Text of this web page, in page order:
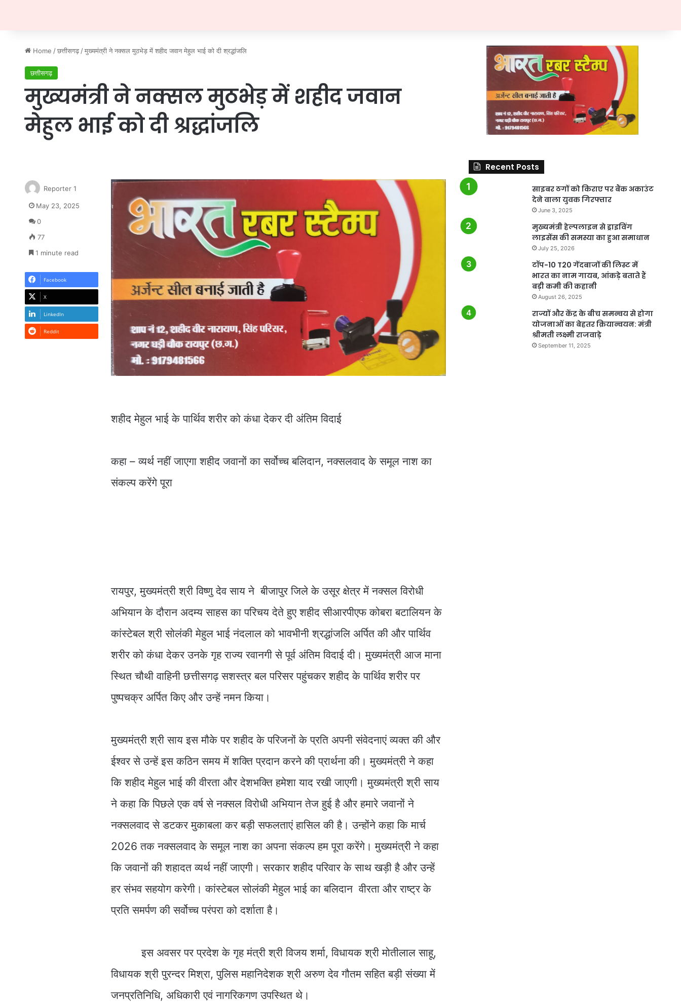
Home / छत्तीसगढ़ / मुख्यमंत्री ने नक्सल मुठभेड़ में शहीद जवान मेहुल भाई को दी श्रद्धांजलि
छत्तीसगढ़
मुख्यमंत्री ने नक्सल मुठभेड़ में शहीद जवान
मेहुल भाई को दी श्रद्धांजलि
शहीद मेहुल भाई के पार्थिव शरीर को कंधा देकर दी अंतिम विदाई
कहा – व्यर्थ नहीं जाएगा शहीद जवानों का सर्वोच्च बलिदान, नक्सलवाद के समूल नाश का
संकल्प करेंगे पूरा
रायपुर, मुख्यमंत्री श्री विष्णु देव साय ने बीजापुर जिले के उसूर क्षेत्र में नक्सल विरोधी
अभियान के दौरान अदम्य साहस का परिचय देते हुए शहीद सीआरपीएफ कोबरा बटालियन के
कांस्टेबल श्री सोलंकी मेहुल भाई नंदलाल को भावभीनी श्रद्धांजलि अर्पित की और पार्थिव
शरीर को कंधा देकर उनके गृह राज्य रवानगी से पूर्व अंतिम विदाई दी। मुख्यमंत्री आज माना
स्थित चौथी वाहिनी छत्तीसगढ़ सशस्त्र बल परिसर पहुंचकर शहीद के पार्थिव शरीर पर
पुष्पचक्र अर्पित किए और उन्हें नमन किया।
मुख्यमंत्री श्री साय इस मौके पर शहीद के परिजनों के प्रति अपनी संवेदनाएं व्यक्त की और
ईश्वर से उन्हें इस कठिन समय में शक्ति प्रदान करने की प्रार्थना की। मुख्यमंत्री ने कहा
कि शहीद मेहुल भाई की वीरता और देशभक्ति हमेशा याद रखी जाएगी। मुख्यमंत्री श्री साय
ने कहा कि पिछले एक वर्ष से नक्सल विरोधी अभियान तेज हुई है और हमारे जवानों ने
नक्सलवाद से डटकर मुकाबला कर बड़ी सफलताएं हासिल की है। उन्होंने कहा कि मार्च
2026 तक नक्सलवाद के समूल नाश का अपना संकल्प हम पूरा करेंगे। मुख्यमंत्री ने कहा
कि जवानों की शहादत व्यर्थ नहीं जाएगी। सरकार शहीद परिवार के साथ खड़ी है और उन्हें
हर संभव सहयोग करेगी। कांस्टेबल सोलंकी मेहुल भाई का बलिदान वीरता और राष्ट्र के
प्रति समर्पण की सर्वोच्च परंपरा को दर्शाता है।
इस अवसर पर प्रदेश के गृह मंत्री श्री विजय शर्मा, विधायक श्री मोतीलाल साहू,
विधायक श्री पुरन्दर मिश्रा, पुलिस महानिदेशक श्री अरुण देव गौतम सहित बड़ी संख्या में
जनप्रतिनिधि, अधिकारी एवं नागरिकगण उपस्थित थे।
Reporter 1
May 23, 2025
0
77
1 minute read
Facebook
X
LinkedIn
Reddit
Recent Posts
साइबर ठगों को किराए पर बैंक अकाउंट
देने वाला युवक गिरफ्तार
June 3, 2025
मुख्यमंत्री हेल्पलाइन से ड्राइविंग
लाइसेंस की समस्या का हुआ समाधान
July 25, 2026
टॉप-10 T20 गेंदबाजों की लिस्ट में
भारत का नाम गायब, आंकड़े बताते हैं
बड़ी कमी की कहानी
August 26, 2025
राज्यों और केंद्र के बीच समन्वय से होगा
योजनाओं का बेहतर क्रियान्वयन: मंत्री
श्रीमती लक्ष्मी राजवाड़े
September 11, 2025